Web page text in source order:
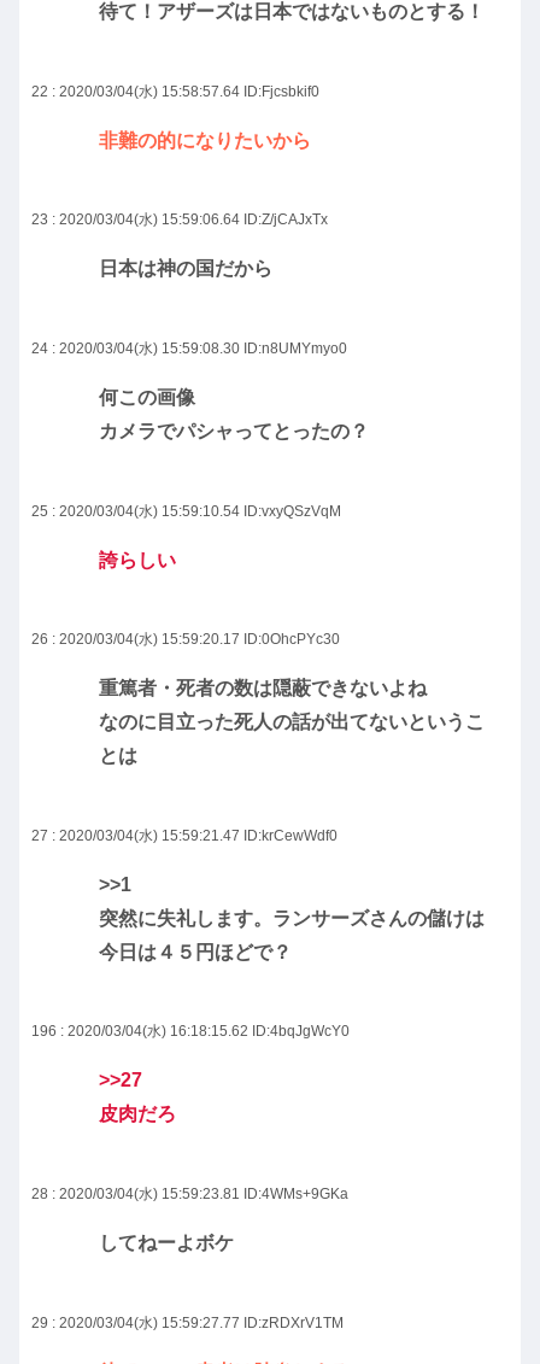
待て！アザーズは日本ではないものとする！
22 : 2020/03/04(水) 15:58:57.64 ID:Fjcsbkif0
非難の的になりたいから
23 : 2020/03/04(水) 15:59:06.64 ID:Z/jCAJxTx
日本は神の国だから
24 : 2020/03/04(水) 15:59:08.30 ID:n8UMYmyo0
何この画像
カメラでパシャってとったの？
25 : 2020/03/04(水) 15:59:10.54 ID:vxyQSzVqM
誇らしい
26 : 2020/03/04(水) 15:59:20.17 ID:0OhcPYc30
重篤者・死者の数は隠蔽できないよね
なのに目立った死人の話が出てないというこ
とは
27 : 2020/03/04(水) 15:59:21.47 ID:krCewWdf0
>>1
突然に失礼します。ランサーズさんの儲けは
今日は４５円ほどで？
196 : 2020/03/04(水) 16:18:15.62 ID:4bqJgWcY0
>>27
皮肉だろ
28 : 2020/03/04(水) 15:59:23.81 ID:4WMs+9GKa
してねーよボケ
29 : 2020/03/04(水) 15:59:27.77 ID:zRDXrV1TM